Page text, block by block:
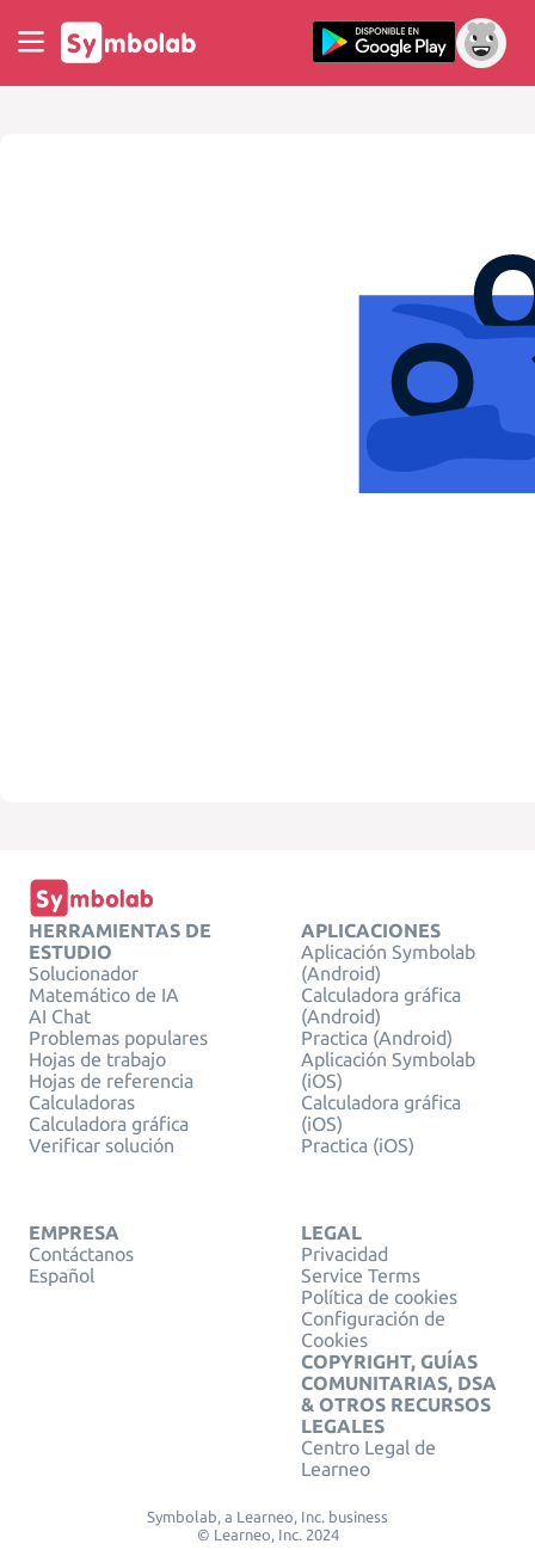
HERRAMIENTAS DE
ESTUDIO
Solucionador
Matemático de IA
AI Chat
Problemas populares
Hojas de trabajo
Hojas de referencia
Calculadoras
Calculadora gráfica
Verificar solución
APLICACIONES
Aplicación Symbolab
(Android)
Calculadora gráfica
(Android)
Practica (Android)
Aplicación Symbolab
(iOS)
Calculadora gráfica
(iOS)
Practica (iOS)
EMPRESA
Contáctanos
Español
LEGAL
Privacidad
Service Terms
Política de cookies
Configuración de
Cookies
COPYRIGHT, GUÍAS
COMUNITARIAS, DSA
& OTROS RECURSOS
LEGALES
Centro Legal de
Learneo
Symbolab, a Learneo, Inc. business
© Learneo, Inc. 2024